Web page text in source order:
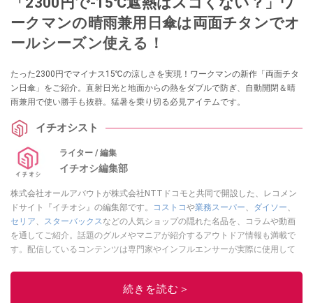
ークマンの晴雨兼用日傘は両面チタンでオ
ールシーズン使える！
たった2300円でマイナス15℃の涼しさを実現！ワークマンの新作「両面チタ
ン日傘」をご紹介。直射日光と地面からの熱をダブルで防ぎ、自動開閉＆晴
雨兼用で使い勝手も抜群。猛暑を乗り切る必見アイテムです。
イチオシスト
ライター / 編集
イチオシ編集部
株式会社オールアバウトが株式会社NTTドコモと共同で開設した、レコメン
ドサイト『イチオシ』の編集部です。
コストコや業務スーパー ダイソー
セリア
スターバックス などの人気ショップの隠れた名品を、コラムや動画
を通してご紹介。話題のグルメやマニアが紹介するアウトドア情報も満載で
す。配信しているコンテンツは専門家やインフルエンサーが実際に使用して
ニュースでフォロー
続きを読む＞